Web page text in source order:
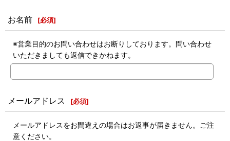
お名前 [必須]
※営業目的のお問い合わせはお断りしております。問い合わせ
いただきましても返信できかねます。
メールアドレス [必須]
メールアドレスをお間違えの場合はお返事が届きません。ご注
意ください。